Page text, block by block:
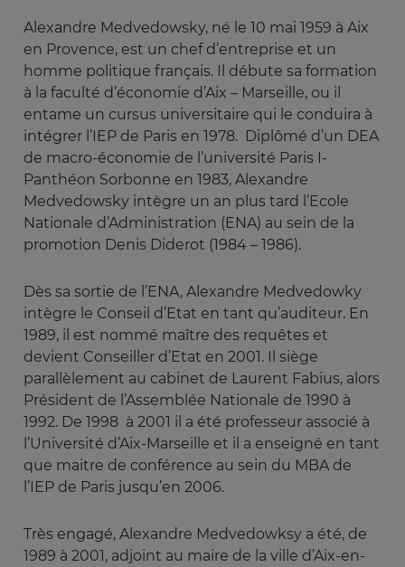
Alexandre Medvedowsky, né le 10 mai 1959 à Aix
en Provence, est un chef d’entreprise et un
homme politique français. Il débute sa formation
à la faculté d’économie d’Aix – Marseille, ou il
entame un cursus universitaire qui le conduira à
intégrer l’IEP de Paris en 1978. Diplômé d’un DEA
de macro-économie de l’université Paris I-
Panthéon Sorbonne en 1983, Alexandre
Medvedowsky intègre un an plus tard l’Ecole
Nationale d’Administration (ENA) au sein de la
promotion Denis Diderot (1984 – 1986).
Dès sa sortie de l’ENA, Alexandre Medvedowky
intègre le Conseil d’Etat en tant qu’auditeur. En
1989, il est nommé maître des requêtes et
devient Conseiller d’Etat en 2001. Il siège
parallèlement au cabinet de Laurent Fabius, alors
Président de l’Assemblée Nationale de 1990 à
1992. De 1998 à 2001 il a été professeur associé à
l’Université d’Aix-Marseille et il a enseigné en tant
que maitre de conférence au sein du MBA de
l’IEP de Paris jusqu’en 2006.
Très engagé, Alexandre Medvedowksy a été, de
1989 à 2001, adjoint au maire de la ville d’Aix-en-